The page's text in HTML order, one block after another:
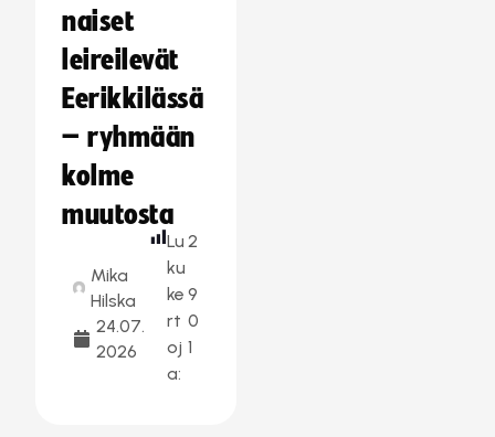
naiset
leireilevät
Eerikkilässä
– ryhmään
kolme
muutosta
Mika
Hilska
24.07.
2026
Lu
ku
ke
rt
oj
a:
2
9
0
1